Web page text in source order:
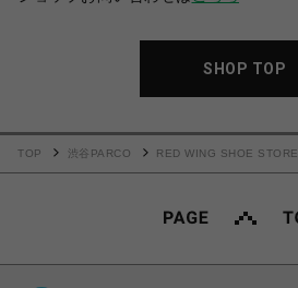
SHOP TOP
TOP 渋谷PARCO RED WING SHOE STORE